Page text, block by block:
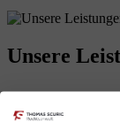
Unsere